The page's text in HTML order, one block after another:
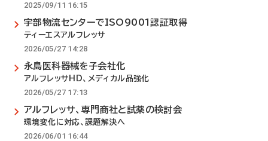
2025/09/11 16:15
宇部物流センターでISO9001認証取得
ティーエスアルフレッサ
2026/05/27 14:28
永島医科器械を子会社化
アルフレッサHD、メディカル品強化
2026/05/27 17:13
アルフレッサ、専門商社と試薬の検討会
環境変化に対応、課題解決へ
2026/06/01 16:44